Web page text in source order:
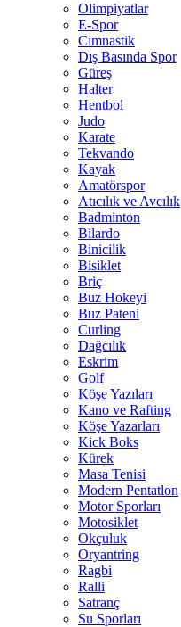
Olimpiyatlar
E-Spor
Cimnastik
Dış Basında Spor
Güreş
Halter
Hentbol
Judo
Karate
Tekvando
Kayak
Amatörspor
Atıcılık ve Avcılık
Badminton
Bilardo
Binicilik
Bisiklet
Briç
Buz Hokeyi
Buz Pateni
Curling
Dağcılık
Eskrim
Golf
Köşe Yazıları
Kano ve Rafting
Köşe Yazarları
Kick Boks
Kürek
Masa Tenisi
Modern Pentatlon
Motor Sporları
Motosiklet
Okçuluk
Oryantring
Ragbi
Ralli
Satranç
Su Sporları